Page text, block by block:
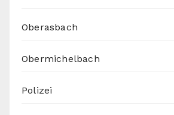
Oberasbach
Obermichelbach
Polizei